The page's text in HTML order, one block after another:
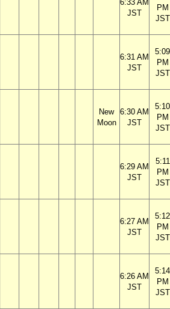
6:33 AM
JST
PM
JST
6:31 AM
JST
5:09
PM
JST
New
Moon
6:30 AM
JST
5:10
PM
JST
6:29 AM
JST
5:11
PM
JST
6:27 AM
JST
5:12
PM
JST
6:26 AM
JST
5:14
PM
JST